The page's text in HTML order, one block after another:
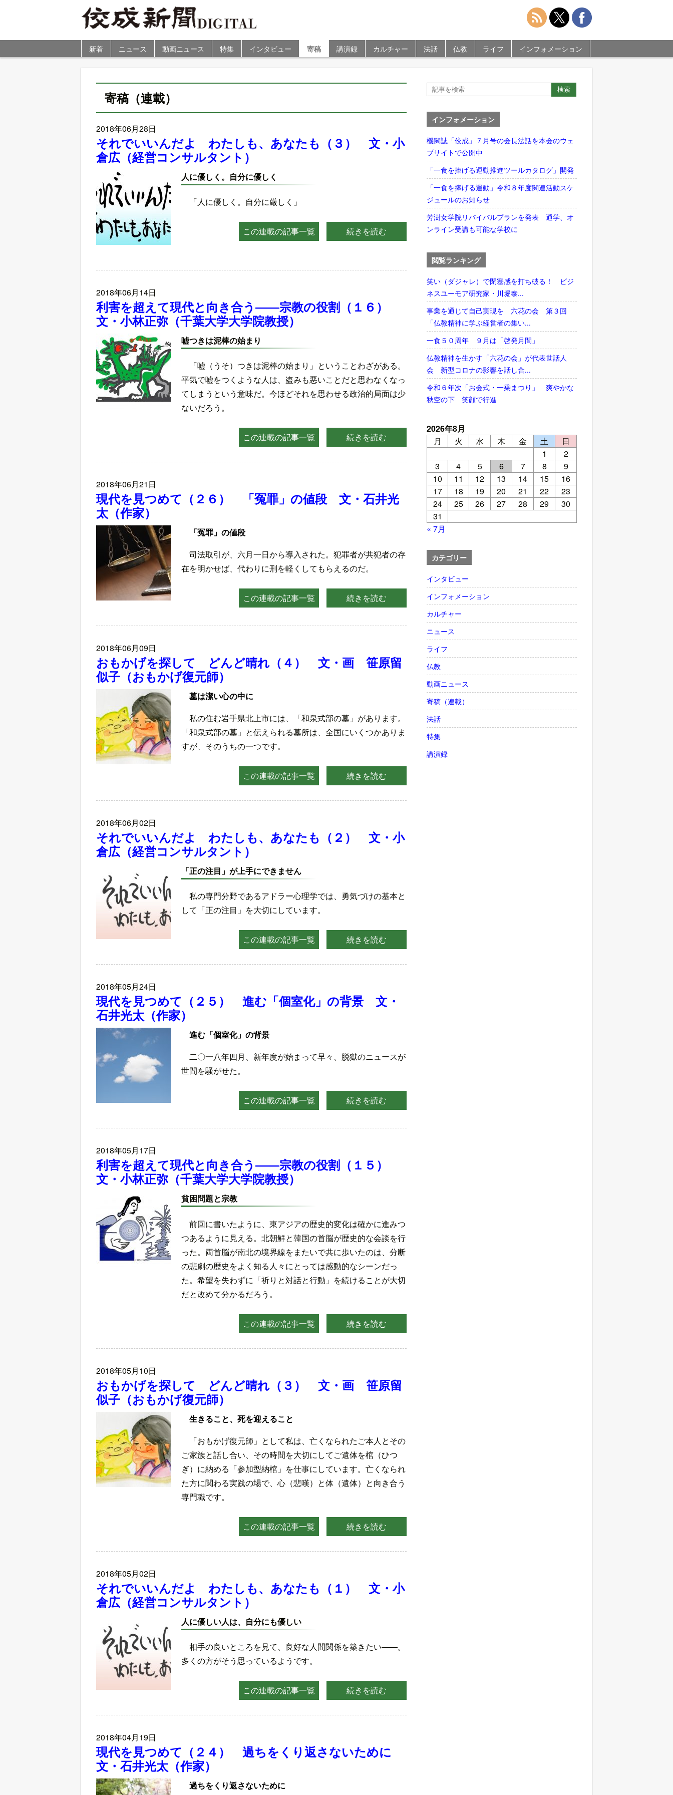
新着 ニュース 動画ニュース 特集 インタビュー 寄稿 講演録 カルチャー 法話 仏教 ライフ インフォメーション
寄稿（連載）
2018年06月28日
それでいいんだよ わたしも、あなたも（３） 文・小
倉広（経営コンサルタント）
人に優しく。自分に優しく
「人に優しく。自分に厳しく」
続きを読む
この連載の記事一覧
2018年06月14日
利害を超えて現代と向き合う――宗教の役割（１６）
文・小林正弥（千葉大学大学院教授）
嘘つきは泥棒の始まり
「嘘（うそ）つきは泥棒の始まり」ということわざがある。
平気で嘘をつくような人は、盗みも悪いことだと思わなくなっ
てしまうという意味だ。今ほどそれを思わせる政治的局面は少
ないだろう。
続きを読む
この連載の記事一覧
2018年06月21日
現代を見つめて（２６） 「冤罪」の値段 文・石井光
太（作家）
「冤罪」の値段
司法取引が、六月一日から導入された。犯罪者が共犯者の存
在を明かせば、代わりに刑を軽くしてもらえるのだ。
続きを読む
この連載の記事一覧
2018年06月09日
おもかげを探して どんど晴れ（４） 文・画 笹原留
似子（おもかげ復元師）
墓は潔い心の中に
私の住む岩手県北上市には、「和泉式部の墓」があります。
「和泉式部の墓」と伝えられる墓所は、全国にいくつかありま
すが、そのうちの一つです。
続きを読む
この連載の記事一覧
2018年06月02日
それでいいんだよ わたしも、あなたも（２） 文・小
倉広（経営コンサルタント）
「正の注目」が上手にできません
私の専門分野であるアドラー心理学では、勇気づけの基本と
して「正の注目」を大切にしています。
続きを読む
この連載の記事一覧
2018年05月24日
現代を見つめて（２５） 進む「個室化」の背景 文・
石井光太（作家）
進む「個室化」の背景
二〇一八年四月、新年度が始まって早々、脱獄のニュースが
世間を騒がせた。
続きを読む
この連載の記事一覧
2018年05月17日
利害を超えて現代と向き合う――宗教の役割（１５）
文・小林正弥（千葉大学大学院教授）
貧困問題と宗教
前回に書いたように、東アジアの歴史的変化は確かに進みつ
つあるように見える。北朝鮮と韓国の首脳が歴史的な会談を行
った。両首脳が南北の境界線をまたいで共に歩いたのは、分断
の悲劇の歴史をよく知る人々にとっては感動的なシーンだっ
た。希望を失わずに「祈りと対話と行動」を続けることが大切
だと改めて分かるだろう。
続きを読む
この連載の記事一覧
2018年05月10日
おもかげを探して どんど晴れ（３） 文・画 笹原留
似子（おもかげ復元師）
生きること、死を迎えること
「おもかげ復元師」として私は、亡くなられたご本人とその
ご家族と話し合い、その時間を大切にしてご遺体を棺（ひつ
ぎ）に納める「参加型納棺」を仕事にしています。亡くなられ
た方に関わる実践の場で、心（悲嘆）と体（遺体）と向き合う
専門職です。
続きを読む
この連載の記事一覧
2018年05月02日
それでいいんだよ わたしも、あなたも（１） 文・小
倉広（経営コンサルタント）
人に優しい人は、自分にも優しい
相手の良いところを見て、良好な人間関係を築きたい――。
多くの方がそう思っているようです。
続きを読む
この連載の記事一覧
2018年04月19日
現代を見つめて（２４） 過ちをくり返さないために
文・石井光太（作家）
過ちをくり返さないために
インフォメーション
機関誌「佼成」７月号の会長法話を本会のウェ
ブサイトで公開中
「一食を捧げる運動推進ツールカタログ」開発
「一食を捧げる運動」令和８年度関連活動スケ
ジュールのお知らせ
芳澍女学院リバイバルプランを発表 通学、オ
ンライン受講も可能な学校に
閲覧ランキング
笑い（ダジャレ）で閉塞感を打ち破る！ ビジ
ネスユーモア研究家・川堀泰...
事業を通じて自己実現を 六花の会 第３回
「仏教精神に学ぶ経営者の集い...
一食５０周年 ９月は「啓発月間」
仏教精神を生かす「六花の会」が代表世話人
会 新型コロナの影響を話し合...
令和６年次「お会式・一乗まつり」 爽やかな
秋空の下 笑顔で行進
2026年8月
月
火 水 木 金 土
日
1
2
3
4 5 6 7 8
9
10
11 12 13 14 15
16
17
18 19 20 21 22
23
24
25 26 27 28 29
30
31
« 7月
カテゴリー
インタビュー
インフォメーション
カルチャー
ニュース
ライフ
仏教
動画ニュース
寄稿（連載）
法話
特集
講演録